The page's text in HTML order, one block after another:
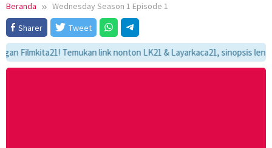
Beranda
Wednesday Season 1 Episode 1
Sharer
Tweet
Filmkita21! Temukan link nonton LK21 & Layarkaca21, sinopsis